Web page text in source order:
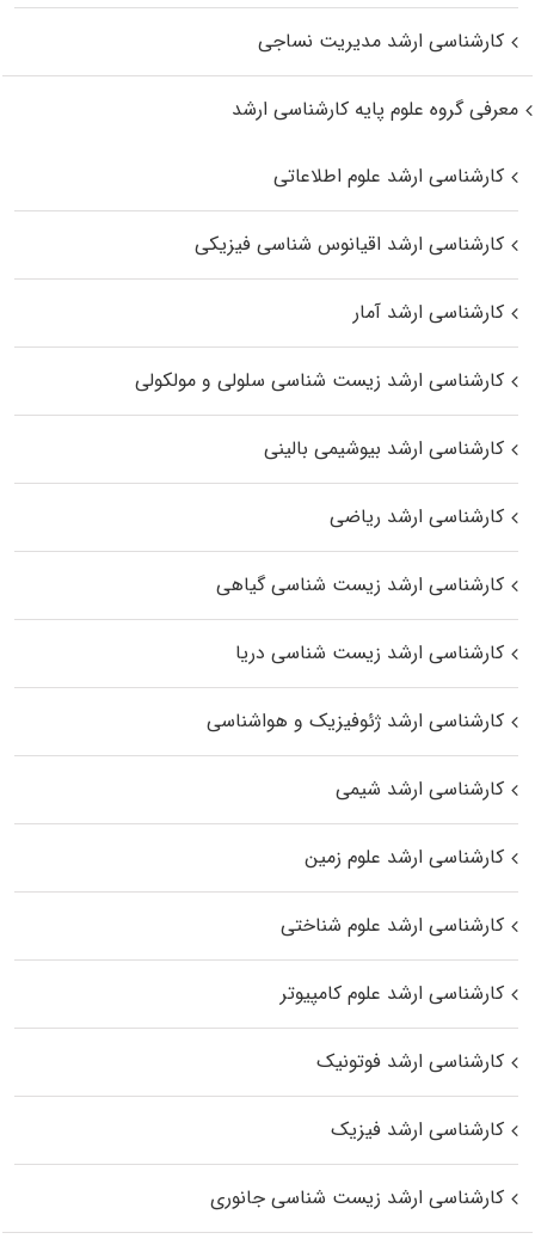
کارشناسی ارشد مدیریت نساجی
معرفی گروه علوم پایه کارشناسی ارشد
کارشناسی ارشد علوم اطلاعاتی
کارشناسی ارشد اقیانوس‌ شناسی فیزیکی
کارشناسی ارشد آمار
کارشناسی ارشد زیست شناسی سلولی و مولکولی
کارشناسی ارشد بیوشیمی بالینی
کارشناسی ارشد ریاضی
کارشناسی ارشد زیست‌ شناسی گیاهی
کارشناسی ارشد زیست‌ شناسی دریا
کارشناسی ارشد ژئوفیزیک و هواشناسی
کارشناسی ارشد شیمی
کارشناسی ارشد علوم زمین
کارشناسی ارشد علوم شناختی
کارشناسی ارشد علوم کامپیوتر
کارشناسی ارشد فوتونیک
کارشناسی ارشد فیزیک
کارشناسی ارشد زیست‌ شناسی جانوری